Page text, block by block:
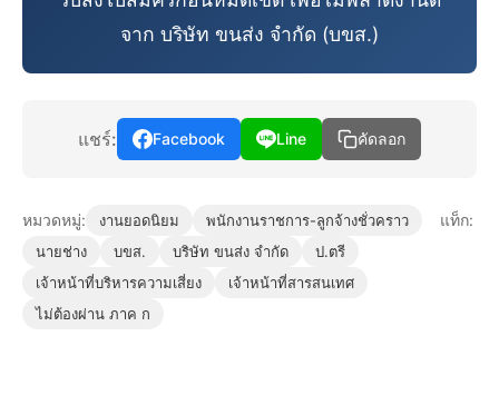
จาก บริษัท ขนส่ง จำกัด (บขส.)
แชร์: Facebook Line คัดลอก
หมวดหมู่: งานยอดนิยม พนักงานราชการ-ลูกจ้างชั่วคราว แท็ก:
นายช่าง บขส. บริษัท ขนส่ง จำกัด
ป.ตรี
เจ้าหน้าที่บริหารความเสี่ยง
เจ้าหน้าที่สารสนเทศ
ไม่ต้องผ่าน ภาค ก